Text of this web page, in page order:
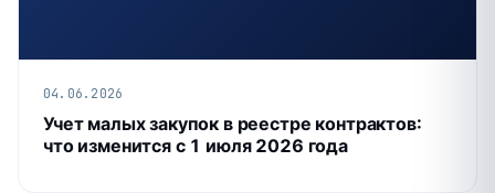
04.06.2026
Учет малых закупок в реестре контрактов:
что изменится с 1 июля 2026 года